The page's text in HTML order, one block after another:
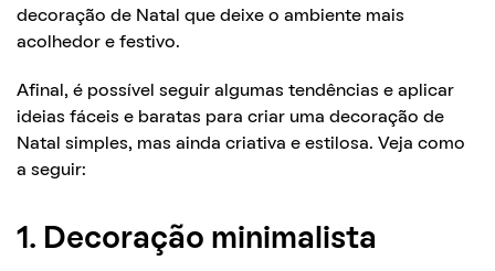
decoração de Natal que deixe o ambiente mais
acolhedor e festivo.
Afinal, é possível seguir algumas tendências e aplicar
ideias fáceis e baratas para criar uma decoração de
Natal simples, mas ainda criativa e estilosa. Veja como
a seguir:
1. Decoração minimalista